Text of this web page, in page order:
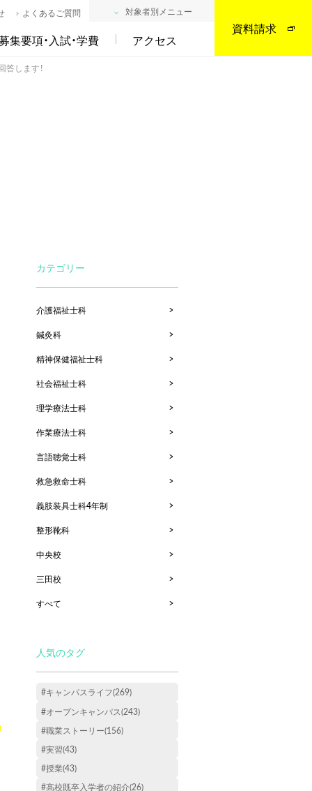
資料請求
集要項・入試・学費 アクセス
よくあるご質問 対象者別メニュー
します！
カテゴリー
介護福祉士科
鍼灸科
精神保健福祉士科
社会福祉士科
理学療法士科
作業療法士科
言語聴覚士科
救急救命士科
義肢装具士科4年制
整形靴科
中央校
三田校
すべて
人気のタグ
#キャンパスライフ(269)
#オープンキャンパス(243)
#職業ストーリー(156)
#実習(43)
#授業(43)
#高校既卒入学者の紹介(26)